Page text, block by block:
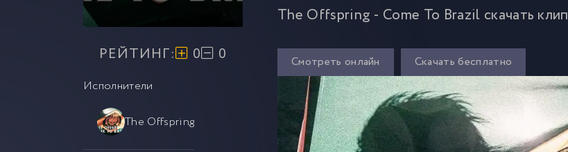
РЕЙТИНГ: 0 0
Исполнители
The Offspring
The Offspring - Come To Brazil скачать клип
Смотреть онлайн Скачать бесплатно